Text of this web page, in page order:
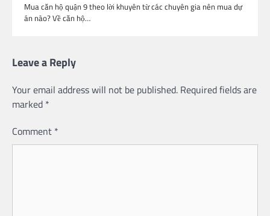
Mua căn hộ quận 9 theo lời khuyên từ các chuyên gia nên mua dự
án nào? Về căn hộ…
Leave a Reply
Your email address will not be published. Required fields are
marked *
Comment *